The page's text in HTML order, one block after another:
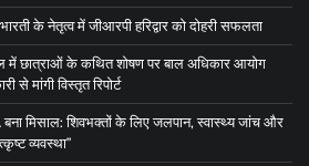
के नेतृत्व में जीआरपी हरिद्वार को दोहरी सफलता
में छात्राओं के कथित शोषण पर बाल अधिकार आयोग
से मांगी विस्तृत रिपोर्ट
मिसाल: शिवभक्तों के लिए जलपान, स्वास्थ्य जांच और
व्यवस्था”